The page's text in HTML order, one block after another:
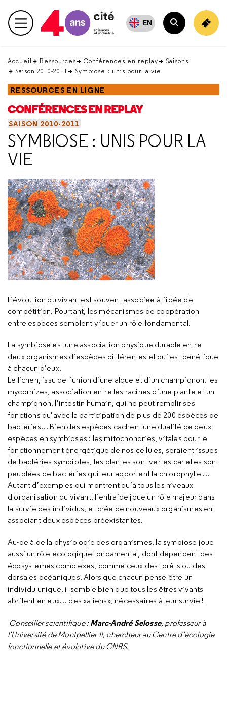
en
haut Menu principal EN
Rechercher
Accueil Ressources Conférences en replay
Saisons
Saison 2010-2011
Symbiose : unis pour la vie
RESSOURCES EN LIGNE
CONFÉRENCES EN REPLAY
SAISON 2010-2011
SYMBIOSE : UNIS POUR LA
VIE
L’évolution du vivant est souvent associée à l’idée de
compétition. Pourtant, les mécanismes de coopération
entre espèces semblent y jouer un rôle fondamental.
La symbiose est une association physique durable entre
deux organismes d’espèces différentes et qui est bénéfique
à chacun d’eux.
Le lichen, issu de l’union d’une algue et d’un champignon, les
mycorhizes, association entre les racines d’une plante et un
champignon, l’intestin humain, qui ne peut remplir ses
fonctions qu’avec la participation de plus de 200 espèces de
bactéries… Bien des espèces cachent une dualité de deux
espèces en symbioses : les mitochondries, vitales pour le
fonctionnement énergétique de nos cellules, seraient issues
de bactéries symbiotes, les plantes sont vertes car elles sont
peuplées de bactéries qui leur apportent la chlorophylle …
Autant d’exemples qui montrent qu’à tous les niveaux
d'organisation du vivant, l’entraide joue un rôle majeur dans
la survie des individus, et crée de nouveaux organismes en
associant deux espèces préexistantes.
Au-delà de la physiologie des organismes, la symbiose joue
aussi un rôle écologique fondamental, dont dépendent des
écosystèmes complexes, comme ceux des forêts ou des
dorsales océaniques. Alors que chacun pense être un
individu unique, il semble bien que tous les êtres vivants
abritent en eux… des «aliens», nécessaires à leur survie !
Conseiller scientifique :Marc-André Selosse, professeur à
l’Université de Montpellier II, chercheur au Centre d’écologie
fonctionnelle et évolutive du CNRS.